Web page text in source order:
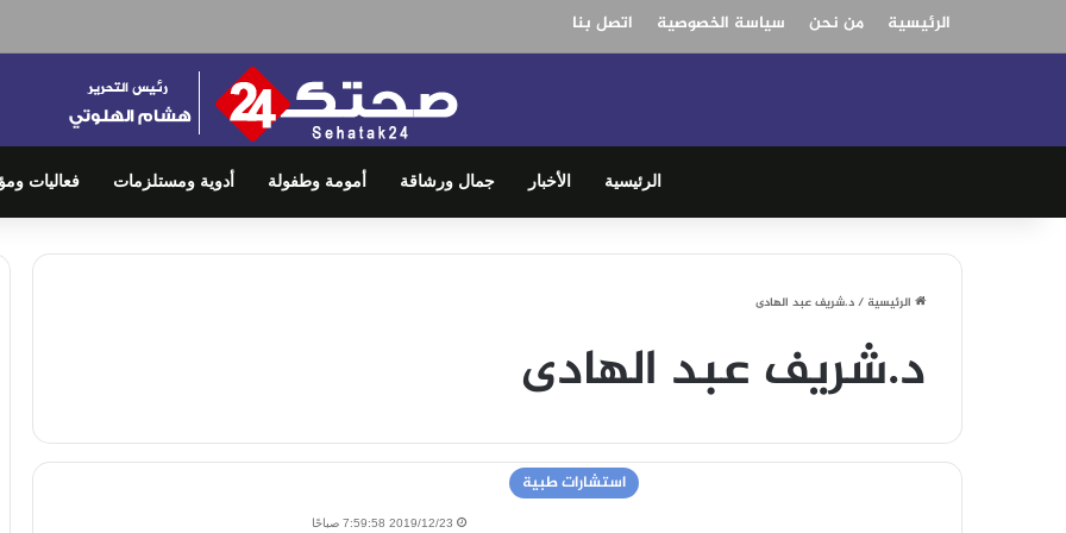
الرئيسية من نحن سياسة الخصوصية اتصل بنا
الرئيسية الأخبار جمال ورشاقة أمومة وطفولة أدوية ومستلزمات فعاليات
الرئيسية/د.شريف عبد الهادى
د.شريف عبد الهادى
استشارات طبية
2019/12/23 7:59:58 صباحًا